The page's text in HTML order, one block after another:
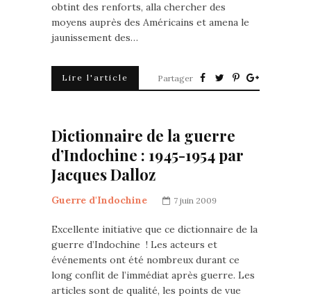
obtint des renforts, alla chercher des
moyens auprès des Américains et amena le
jaunissement des…
Lire l'article Partager
Dictionnaire de la guerre
d’Indochine : 1945-1954 par
Jacques Dalloz
Guerre d'Indochine 7 juin 2009
Excellente initiative que ce dictionnaire de la
guerre d’Indochine ! Les acteurs et
événements ont été nombreux durant ce
long conflit de l’immédiat après guerre. Les
articles sont de qualité, les points de vue